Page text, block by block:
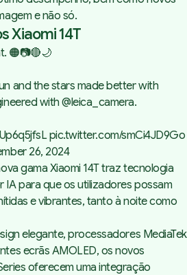
e não só.
Xiaomi 14T
🟠📷🔴🌙
and the stars made better with
with@leica_camera.
pic.twitter.com/smCi4JD9Go
26, 2024
gama Xiaomi 14T traz tecnologia
IA para que os utilizadores possam
e vibrantes, tanto à noite como
elegante, processadores MediaTek
ecrãs AMOLED, os novos
oferecem uma integração